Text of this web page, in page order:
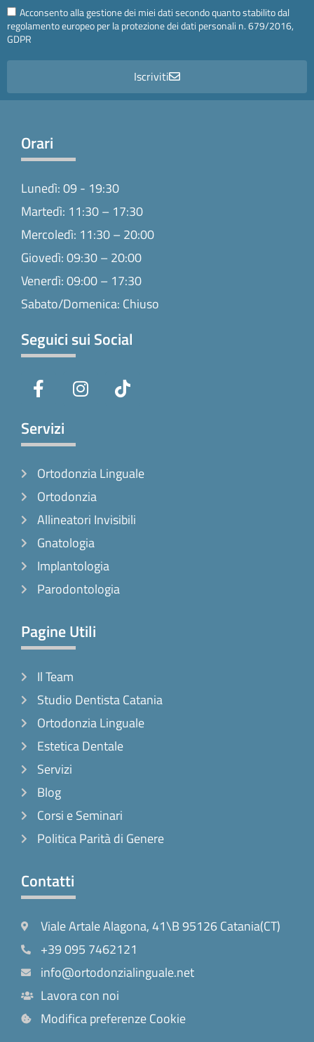
Email
Acconsento alla gestione dei miei dati secondo quanto stabilito dal
regolamento europeo per la protezione dei dati personali n. 679/2016,
GDPR
Iscriviti
Orari
Lunedì: 09 - 19:30
Martedì: 11:30 – 17:30
Mercoledì: 11:30 – 20:00
Giovedì: 09:30 – 20:00
Venerdì: 09:00 – 17:30
Sabato/Domenica: Chiuso
Seguici sui Social
a
e
b
o
k
-
f
n
r
a
m
i
Servizi
Ortodonzia Linguale
Ortodonzia
Allineatori Invisibili
Gnatologia
Implantologia
Parodontologia
Pagine Utili
Il Team
Studio Dentista Catania
Ortodonzia Linguale
Estetica Dentale
Servizi
Blog
Corsi e Seminari
Politica Parità di Genere
Contatti
Viale Artale Alagona, 41\B 95126 Catania(CT)
+39 095 7462121
info@ortodonzialinguale.net
Lavora con noi
Modifica preferenze Cookie